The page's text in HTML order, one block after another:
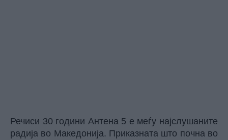
Речиси 30 години Антена 5 е меѓу најслушаните
радија во Македонија. Приказната што почна во